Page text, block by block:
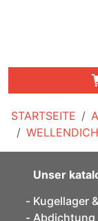
STARTSEITE
Unser
Kugellager
Abdichtung